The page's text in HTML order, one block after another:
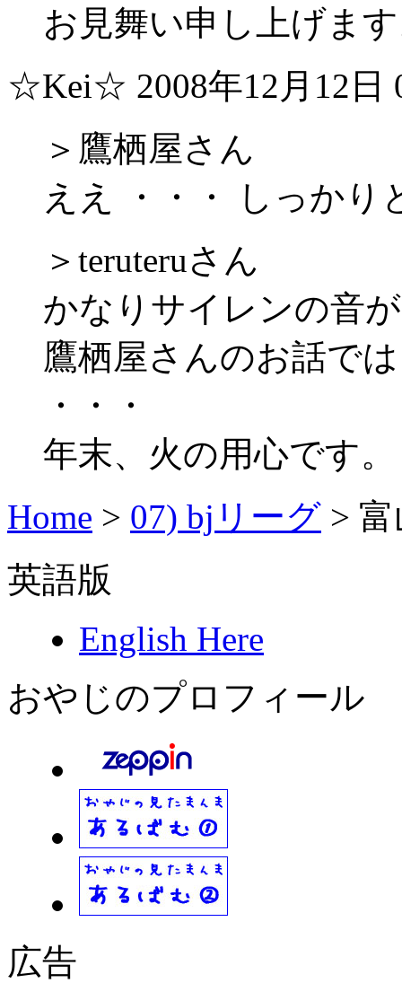
お見舞い申し上げま
☆Kei☆ 2008年12月12日
＞鷹栖屋さん
ええ ・・・ しっかり
＞teruteruさん
かなりサイレンの音
鷹栖屋さんのお話で
・・・
年末、火の用心です。
Home > 07) bjリーグ >
英語版
English Here
おやじのプロフィール
広告